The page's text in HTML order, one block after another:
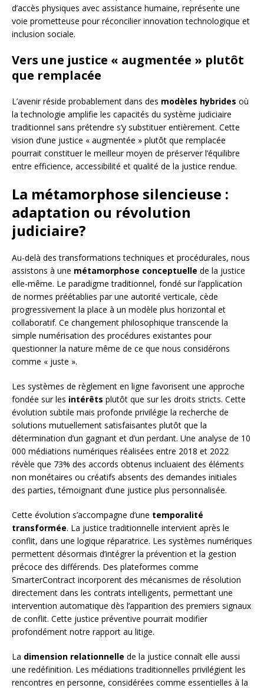
d’accès physiques avec assistance humaine, représente une
voie prometteuse pour réconcilier innovation technologique et
inclusion sociale.
Vers une justice « augmentée » plutôt
que remplacée
L’avenir réside probablement dans des modèles hybrides où
la technologie amplifie les capacités du système judiciaire
traditionnel sans prétendre s’y substituer entièrement. Cette
vision d’une justice « augmentée » plutôt que remplacée
pourrait constituer le meilleur moyen de préserver l’équilibre
entre efficience, accessibilité et qualité de la justice rendue.
La métamorphose silencieuse :
adaptation ou révolution
judiciaire?
Au-delà des transformations techniques et procédurales, nous
assistons à une métamorphose conceptuelle de la justice
elle-même. Le paradigme traditionnel, fondé sur l’application
de normes préétablies par une autorité verticale, cède
progressivement la place à un modèle plus horizontal et
collaboratif. Ce changement philosophique transcende la
simple numérisation des procédures existantes pour
questionner la nature même de ce que nous considérons
comme « juste ».
Les systèmes de règlement en ligne favorisent une approche
fondée sur les intérêts plutôt que sur les droits stricts. Cette
évolution subtile mais profonde privilégie la recherche de
solutions mutuellement satisfaisantes plutôt que la
détermination d’un gagnant et d’un perdant. Une analyse de 10
000 médiations numériques réalisées entre 2018 et 2022
révèle que 73% des accords obtenus incluaient des éléments
non monétaires ou créatifs absents des demandes initiales
des parties, témoignant d’une justice plus personnalisée.
Cette évolution s’accompagne d’une temporalité
transformée. La justice traditionnelle intervient après le
conflit, dans une logique réparatrice. Les systèmes numériques
permettent désormais d’intégrer la prévention et la gestion
précoce des différends. Des plateformes comme
SmarterContract incorporent des mécanismes de résolution
directement dans les contrats intelligents, permettant une
intervention automatique dès l’apparition des premiers signaux
de conflit. Cette justice préventive pourrait modifier
profondément notre rapport au litige.
La dimension relationnelle de la justice connaît elle aussi
une redéfinition. Les médiations traditionnelles privilégient les
rencontres en personne, considérées comme essentielles à la